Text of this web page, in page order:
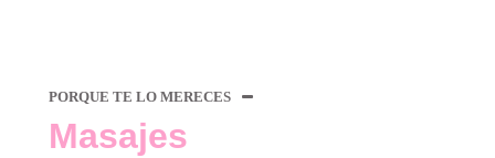
PORQUE TE LO MERECES
Masajes